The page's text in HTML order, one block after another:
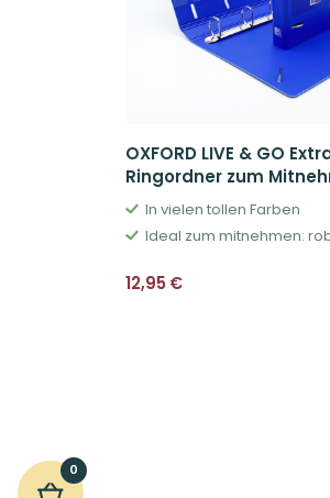
OXFORD LIVE & GO
Ringordner zum
In vielen tollen Farben
12,95 €
0